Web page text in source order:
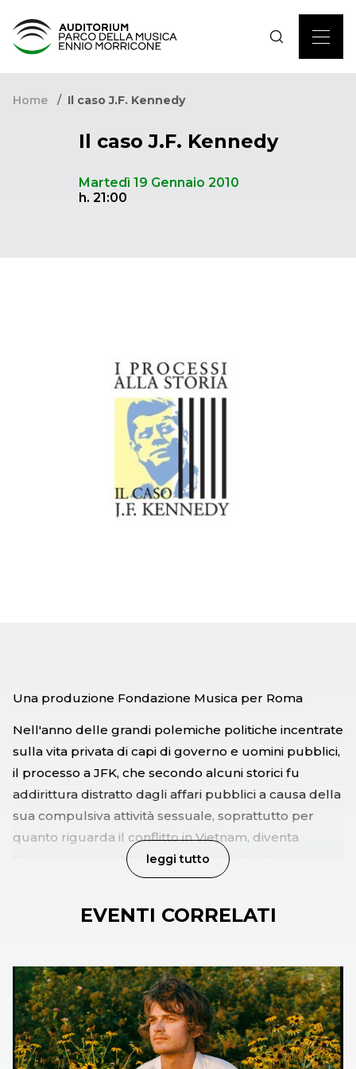
Home Il caso J.F. Kennedy
Il caso J.F. Kennedy
Martedì 19 Gennaio 2010
h. 21:00
Una produzione Fondazione Musica per Roma
Nell'anno delle grandi polemiche politiche incentrate
sulla vita privata di capi di governo e uomini pubblici,
il processo a JFK, che secondo alcuni storici fu
addirittura distratto dagli affari pubblici a causa della
sua compulsiva attività sessuale, soprattutto per
quanto riguarda il conflitto in Vietnam, diventa
l'occasione per interrogarsi sui limiti che devono
essere posti alla curiosità morbosa dell'opinione
di governo di preservare la sua vita privata dai
privacy, sarà il Presidente della Corte, mentre il
giornalista del Tg1 Attilio Romita vestirà i panni
dell’Imputato. Stefano Dambruoso, magistrato e
direttore degli Affari Internazionali del Ministero
Giustizia, e Paola Severino, avvocato penalista e Vice
leggi tutto
EVENTI CORRELATI